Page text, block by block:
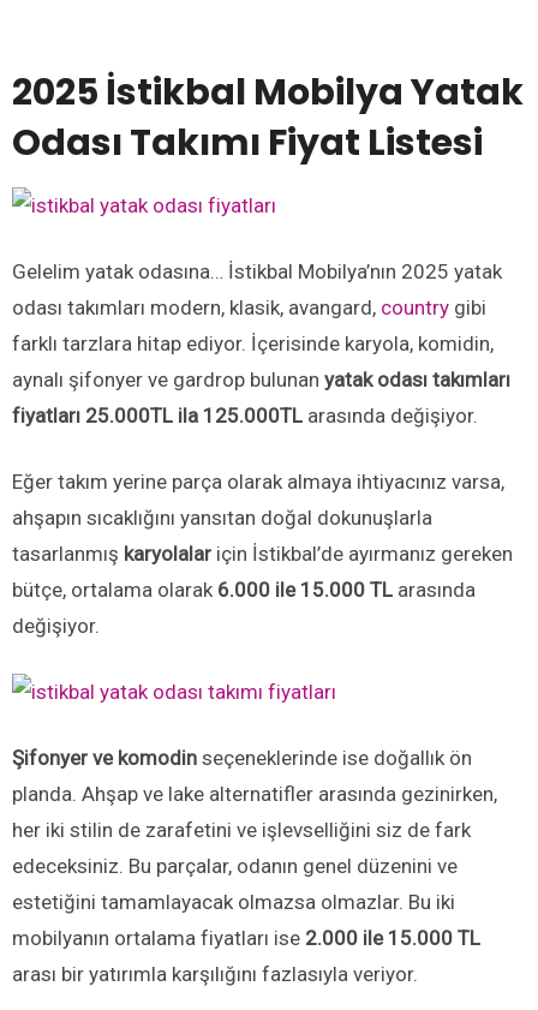
2025 İstikbal Mobilya Yatak
Odası Takımı Fiyat Listesi
Gelelim yatak odasına… İstikbal Mobilya’nın 2025 yatak
odası takımları modern, klasik, avangard, country gibi
farklı tarzlara hitap ediyor. İçerisinde karyola, komidin,
aynalı şifonyer ve gardrop bulunan yatak odası takımları
fiyatları 25.000TL ila 125.000TL arasında değişiyor.
Eğer takım yerine parça olarak almaya ihtiyacınız varsa,
ahşapın sıcaklığını yansıtan doğal dokunuşlarla
tasarlanmış karyolalar için İstikbal’de ayırmanız gereken
bütçe, ortalama olarak 6.000 ile 15.000 TL arasında
değişiyor.
Şifonyer ve komodin seçeneklerinde ise doğallık ön
planda. Ahşap ve lake alternatifler arasında gezinirken,
her iki stilin de zarafetini ve işlevselliğini siz de fark
edeceksiniz. Bu parçalar, odanın genel düzenini ve
estetiğini tamamlayacak olmazsa olmazlar. Bu iki
mobilyanın ortalama fiyatları ise 2.000 ile 15.000 TL
arası bir yatırımla karşılığını fazlasıyla veriyor.